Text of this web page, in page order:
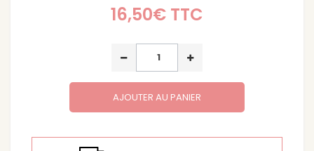
16,50€ TTC
AJOUTER AU PANIER